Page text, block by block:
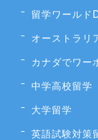
留学ワールド
オーストラリ
カナダでワー
中学高校留学
大学留学
英語試験対策